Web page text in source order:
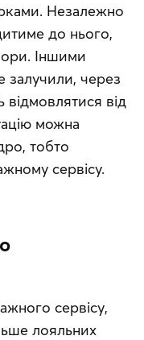
Незалежно
до нього,
Іншими
залучили, через
відмовлятися від
можна
тобто
сервісу.
сервісу,
лояльних